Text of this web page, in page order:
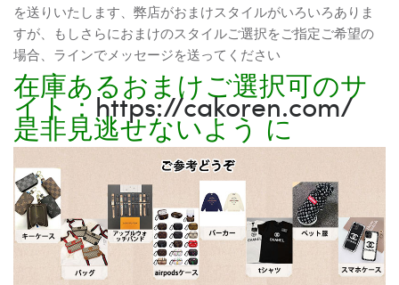
を送りいたします、弊店がおまけスタイルがいろいろありま
すが、もしさらにおまけのスタイルご選択をご指定ご希望の
場合、ラインでメッセージを送ってください
在庫あるおまけご選択可のサ
イト：https://cakoren.com/
是非見逃せないよう に